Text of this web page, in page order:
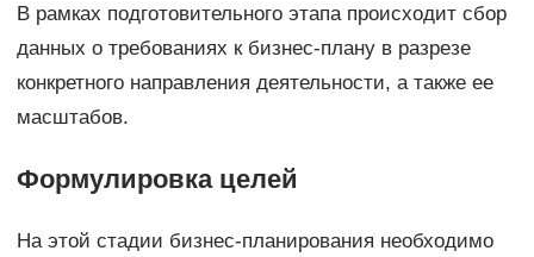
В рамках подготовительного этапа происходит сбор
данных о требованиях к бизнес-плану в разрезе
конкретного направления деятельности, а также ее
масштабов.
Формулировка целей
На этой стадии бизнес-планирования необходимо